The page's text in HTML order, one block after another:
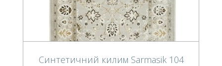
Синтетичний килим Sarmasik 104